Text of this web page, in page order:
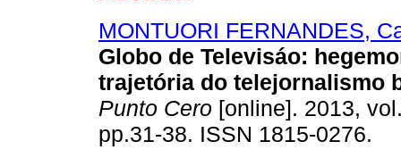
MONTUORI FERNANDES,
Globo de Televisáo:
trajetória do telejornalismo
Punto Cero [online]. 2013,
pp.31-38. ISSN 1815-0276.